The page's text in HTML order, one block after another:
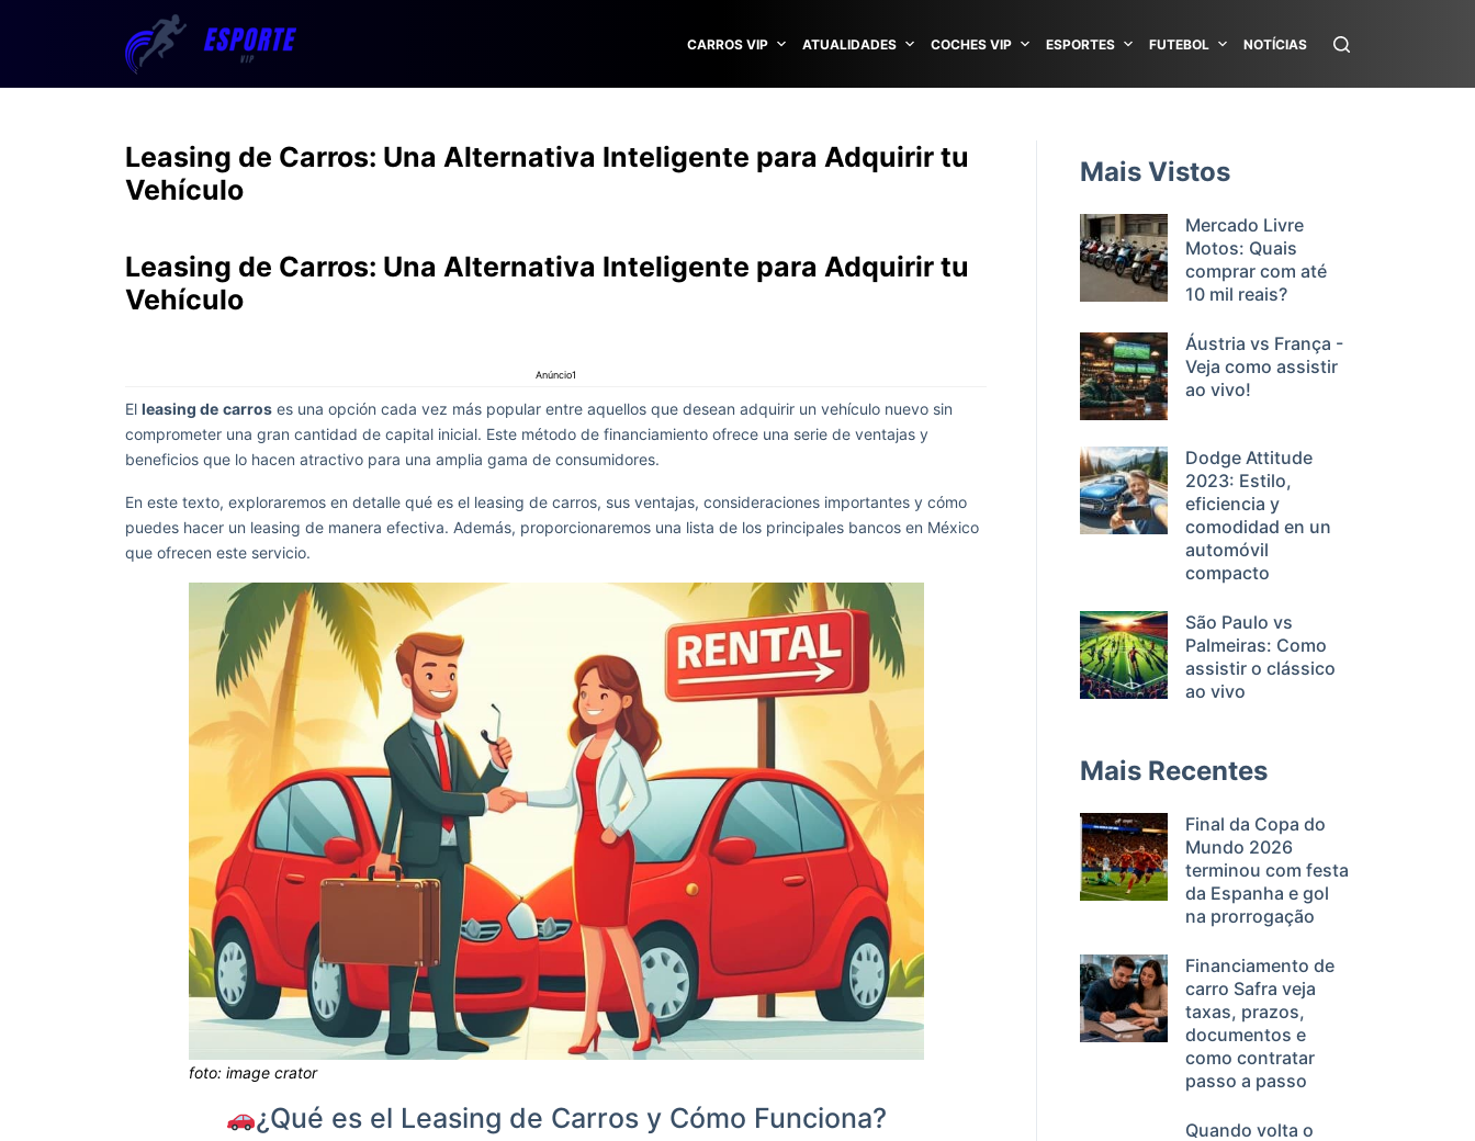
CARROS VIP ATUALIDADES COCHES VIP ESPORTES FUTEBOL NOTÍCIAS
Leasing de Carros: Una Alternativa Inteligente para Adquirir tu
Vehículo
Leasing de Carros: Una Alternativa Inteligente para Adquirir tu
Vehículo
Anúncio1
El leasing de carros es una opción cada vez más popular entre aquellos que desean adquirir un vehículo nuevo sin
comprometer una gran cantidad de capital inicial. Este método de financiamiento ofrece una serie de ventajas y
beneficios que lo hacen atractivo para una amplia gama de consumidores.
En este texto, exploraremos en detalle qué es el leasing de carros, sus ventajas, consideraciones importantes y cómo
puedes hacer un leasing de manera efectiva. Además, proporcionaremos una lista de los principales bancos en México
que ofrecen este servicio.
foto: image crator
¿Qué es el Leasing de Carros y Cómo Funciona?
Mais Vistos
Mercado Livre
Motos: Quais
comprar com até
10 mil reais?
Áustria vs França -
Veja como assistir
ao vivo!
Dodge Attitude
2023: Estilo,
eficiencia y
comodidad en un
automóvil
compacto
São Paulo vs
Palmeiras: Como
assistir o clássico
ao vivo
Mais Recentes
Final da Copa do
Mundo 2026
terminou com festa
da Espanha e gol
na prorrogação
Financiamento de
carro Safra veja
taxas, prazos,
documentos e
como contratar
passo a passo
Quando volta o